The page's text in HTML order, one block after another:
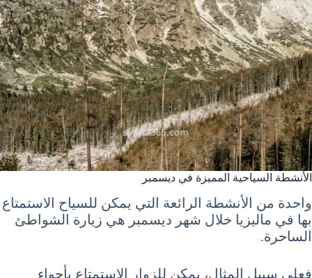
الأنشطة السياحية المميزة في ديسمبر
واحدة من الأنشطة الرائعة التي يمكن للسياح الاستمتاع
بها في ماليزيا خلال شهر ديسمبر هي زيارة الشواطئ
الساحرة.
فعلى سبيل المثال، يمكن للزوار الاستمتاع بأجواء